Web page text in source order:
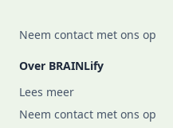
Neem contact met ons op
Over BRAINLify
Lees meer
Neem contact met ons op